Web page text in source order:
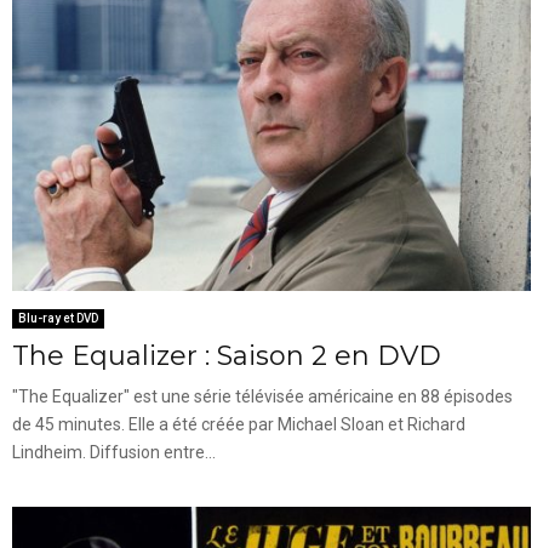
Blu-ray et DVD
The Equalizer : Saison 2 en DVD
"The Equalizer" est une série télévisée américaine en 88 épisodes
de 45 minutes. Elle a été créée par Michael Sloan et Richard
Lindheim. Diffusion entre...